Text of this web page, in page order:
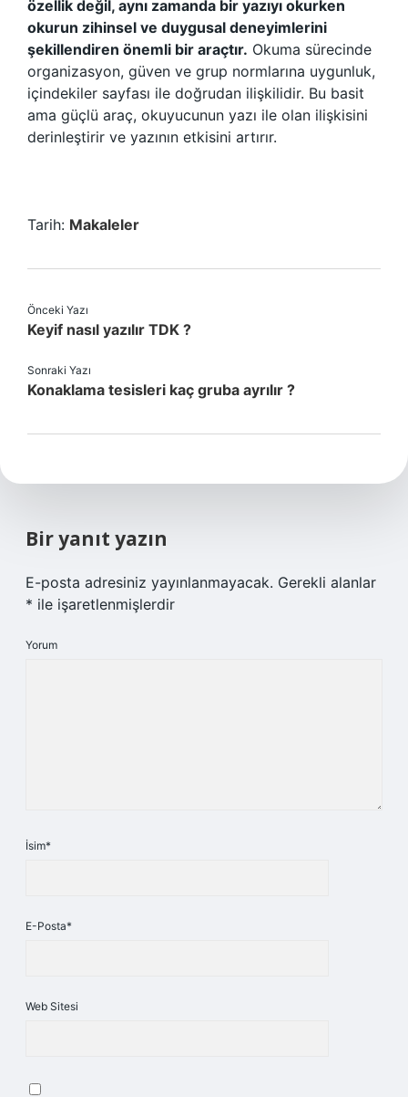
özellik değil, aynı zamanda bir yazıyı okurken
okurun zihinsel ve duygusal deneyimlerini
şekillendiren önemli bir araçtır. Okuma sürecinde
organizasyon, güven ve grup normlarına uygunluk,
içindekiler sayfası ile doğrudan ilişkilidir. Bu basit
ama güçlü araç, okuyucunun yazı ile olan ilişkisini
derinleştirir ve yazının etkisini artırır.
Tarih: Makaleler
Önceki Yazı
Keyif nasıl yazılır TDK ?
Sonraki Yazı
Konaklama tesisleri kaç gruba ayrılır ?
Bir yanıt yazın
E-posta adresiniz yayınlanmayacak. Gerekli alanlar
* ile işaretlenmişlerdir
Yorum
İsim*
E-Posta*
Web Sitesi